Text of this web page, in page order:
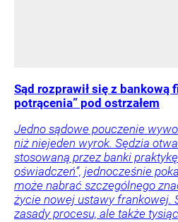
Sąd rozprawił się z bankową
potrącenia” pod ostrzałem
Jedno sądowe pouczenie
niż niejeden wyrok. Sędzia
stosowaną przez banki praktykę
oświadczeń”, jednocześnie
może nabrać szczególnego
życie nowej ustawy frankowej.
zasady procesu, ale także